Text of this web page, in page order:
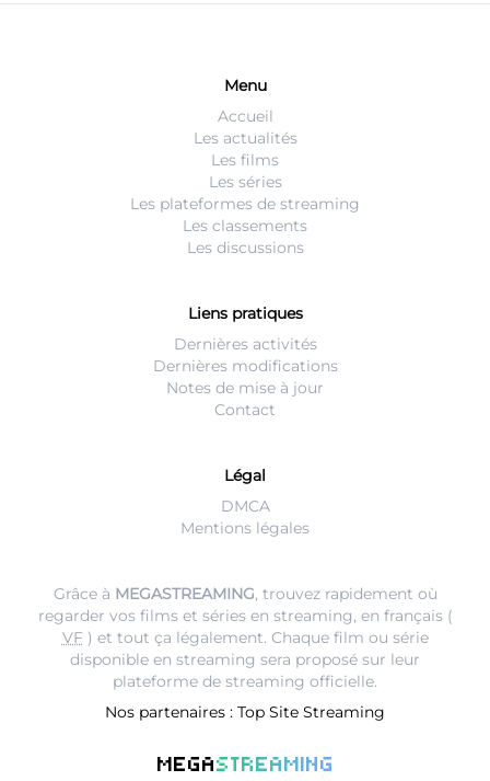
Menu
Accueil
Les actualités
Les films
Les séries
Les plateformes de streaming
Les classements
Les discussions
Liens pratiques
Dernières activités
Dernières modifications
Notes de mise à jour
Contact
Légal
DMCA
Mentions légales
Grâce à MEGASTREAMING, trouvez rapidement où
regarder vos films et séries en streaming, en français (
VF) et tout ça légalement. Chaque film ou série
disponible en streaming sera proposé sur leur
plateforme de streaming officielle.
Nos partenaires : Top Site Streaming
MEGASTREAMING